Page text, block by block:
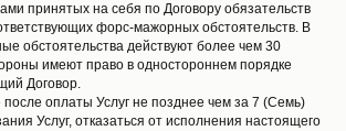
принятых на себя по Договору обязательств
форс-мажорных обстоятельств. В
обстоятельства действуют более чем 30
имеют право в одностороннем порядке
Договор.
после оплаты Услуг не позднее чем за 7 (Семь)
Услуг, отказаться от исполнения настоящего